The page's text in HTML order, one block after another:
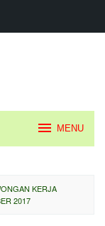
MENU
KERJA
2017